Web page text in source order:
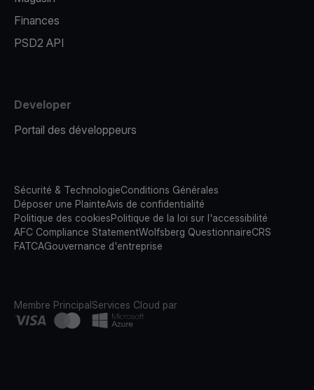
Finances
PSD2 API
Developer
Portail des développeurs
Sécurité & TechnologieConditions Générales
Déposer une PlainteAvis de confidentialité
Politique des cookiesPolitique de la loi sur l'accessibilité
AFC Compliance StatementWolfsberg QuestionnaireCRS
FATCAGouvernance d'entreprise
Membre PrincipalServices Cloud par